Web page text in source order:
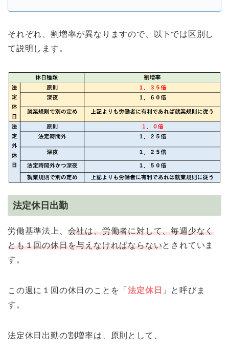
それぞれ、割増率が異なりますので、以下では区別し
て説明します。
法定休日出勤
労働基準法上、 会社は、労働者に対して、毎週少なく
とも１回の休日を与えなければならないとされていま
す。
この週に１回の休日のことを「法定休日 」と呼びま
す。
法定休日出勤の割増率は、原則として、